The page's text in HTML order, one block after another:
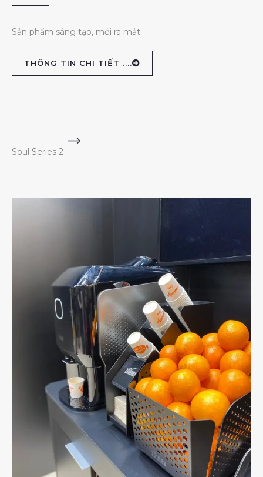
Sản phẩm sáng tạo, mới ra mắt
THÔNG TIN CHI TIẾT ....
Soul Series 2